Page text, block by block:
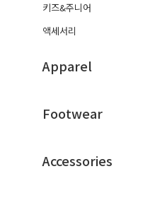
키즈&주니어
액세서리
Apparel
Footwear
Accessories